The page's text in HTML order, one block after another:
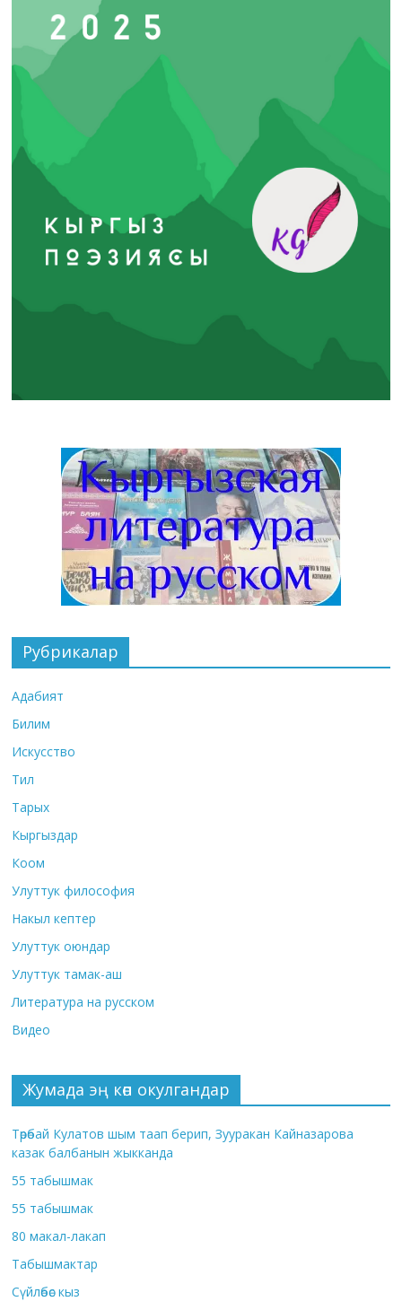
Рубрикалар
Адабият
Билим
Искусство
Тил
Тарых
Кыргыздар
Коом
Улуттук философия
Накыл кептер
Улуттук оюндар
Улуттук тамак-аш
Литература на русском
Видео
Жумада эң көп окулгандар
Төрөбай Кулатов шым таап берип, Зууракан Кайназарова
казак балбанын жыкканда
55 табышмак
55 табышмак
80 макал-лакап
Табышмактар
Сүйлөбөс кыз